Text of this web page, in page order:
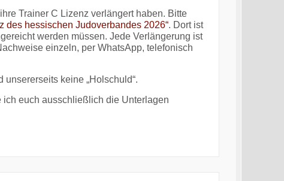
Trainer C Lizenz verlängert haben. Bitte
des hessischen Judoverbandes 2026“. Dort ist
werden müssen. Jede Verlängerung ist
einzeln, per WhatsApp, telefonisch
unsererseits keine „Holschuld“.
euch ausschließlich die Unterlagen